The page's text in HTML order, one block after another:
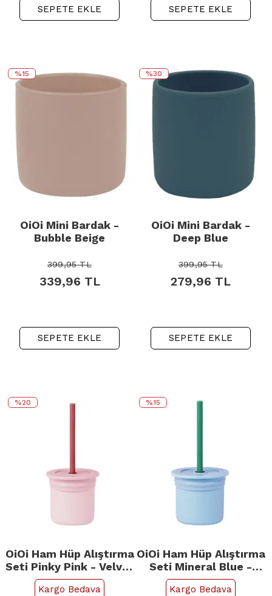
SEPETE EKLE SEPETE EKLE
%15
OiOi Mini Bardak -
Bubble Beige
399,95TL
339,96 TL
SEPETE EKLE
%30
OiOi Mini Bardak -
Deep Blue
399,95TL
279,96 TL
SEPETE EKLE
%20
OiOi Ham Hüp Alıştırma
Seti Pinky Pink - Velvet
Rose
Kargo Bedava
%15
OiOi Ham Hüp Alıştırma
Seti Mineral Blue -
Aqua Green
Kargo Bedava